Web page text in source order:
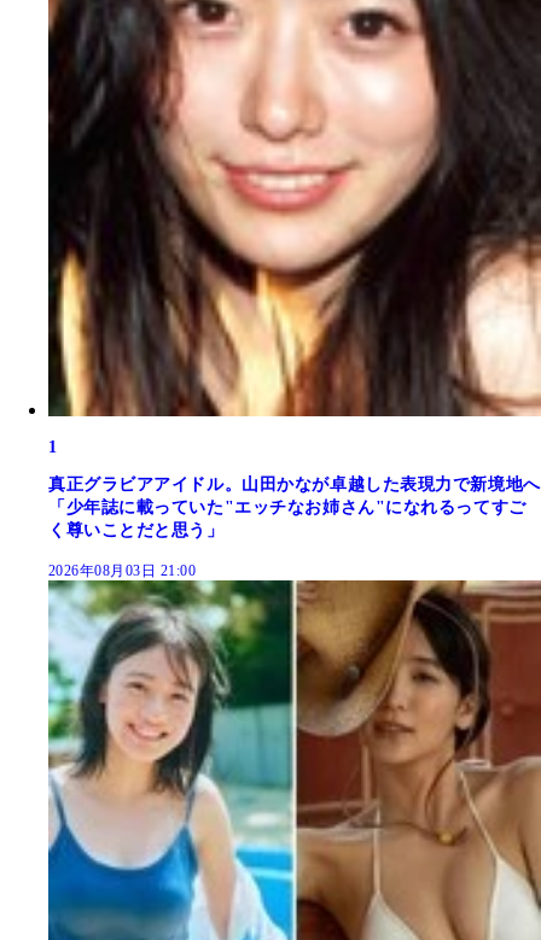
1
真正グラビアアイドル。山田かなが卓越した表現力で新境地へ
「少年誌に載っていた"エッチなお姉さん"になれるってすご
く尊いことだと思う」
2026年08月03日 21:00